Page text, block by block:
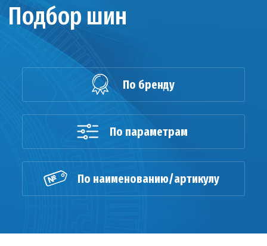
Подбор шин
По бренду
По параметрам
По наименованию/артикулу